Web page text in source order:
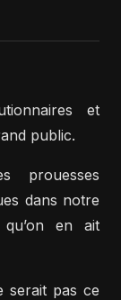
et
public.
prouesses
dans notre
en ait
serait pas ce